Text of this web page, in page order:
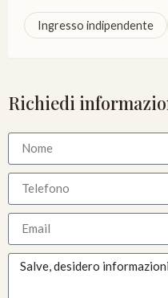
Ingresso indipendente
Richiedi